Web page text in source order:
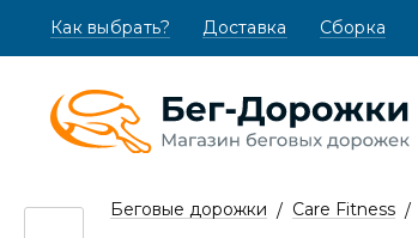
Как выбрать? (текущая)
Доставка Сборка
Беговые дорожки Care Fitness